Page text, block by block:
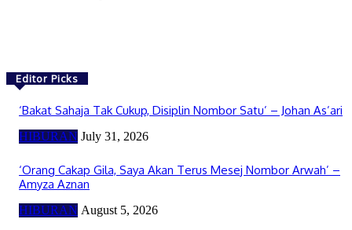
Editor Picks
‘Bakat Sahaja Tak Cukup, Disiplin Nombor Satu’ – Johan As’ari
HIBURAN July 31, 2026
‘Orang Cakap Gila, Saya Akan Terus Mesej Nombor Arwah’ –
Amyza Aznan
HIBURAN August 5, 2026